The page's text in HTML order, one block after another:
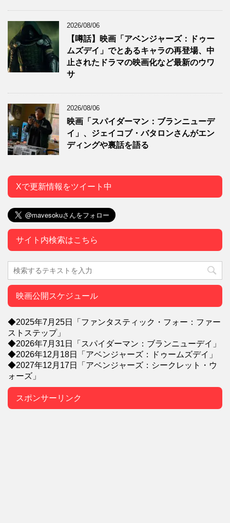
2026/08/06
【噂話】映画「アベンジャーズ：ドゥー
ムズデイ」でとあるキャラの再登場、中
止されたドラマの映画化など最新のウワ
サ
2026/08/06
映画「スパイダーマン：ブランニューデ
イ」、ジェイコブ・バタロンさんがエン
ディングや裏話を語る
Xで更新情報をツイート中
サイト内検索はこちら
映画公開スケジュール
◆2025年7月25日「ファンタスティック・フォー：ファー
ストステップ」
◆2026年7月31日「スパイダーマン：ブランニューデイ」
◆2026年12月18日「アベンジャーズ：ドゥームズデイ」
◆2027年12月17日「アベンジャーズ：シークレット・ウ
ォーズ」
スポンサーリンク